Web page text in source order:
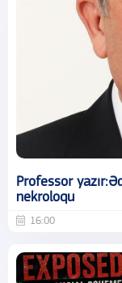
Professor
nekroloqu
16:00